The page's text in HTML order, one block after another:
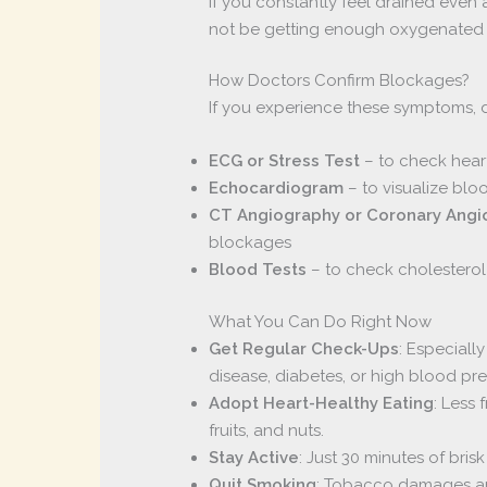
not be getting enough
How Doctors Confirm Blockages?
If you experience these symptoms,
ECG or Stress Test – to check
Echocardiogram – to visualize
CT Angiography or Coronary
blockages
Blood Tests – to check
What You Can Do Right Now
Get Regular Check-Ups:
disease, diabetes, or high blood
Adopt Heart-Healthy Eating: Less
fruits, and nuts.
Stay Active: Just 30 minutes of